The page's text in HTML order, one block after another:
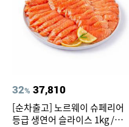
32% 37,810
[순차출고] 노르웨이 슈페리어
등급 생연어 슬라이스 1kg /